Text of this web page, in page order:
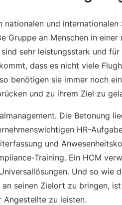
nationalen und
Gruppe an Menschen in
sehr leistungsstark und
dass es nicht viele
benötigen sie immer noch
und zu ihrem Ziel zu
Die Betonung
HR-
und
Training. Ein HCM
Und so wie
an seinen Zielort zu bringen,
Angestellte zu leisten.